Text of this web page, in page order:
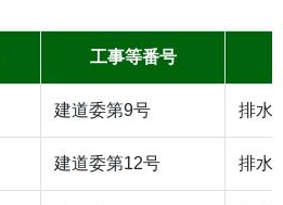
工事等番号
建道委第9号 排水
建道委第12号 排水